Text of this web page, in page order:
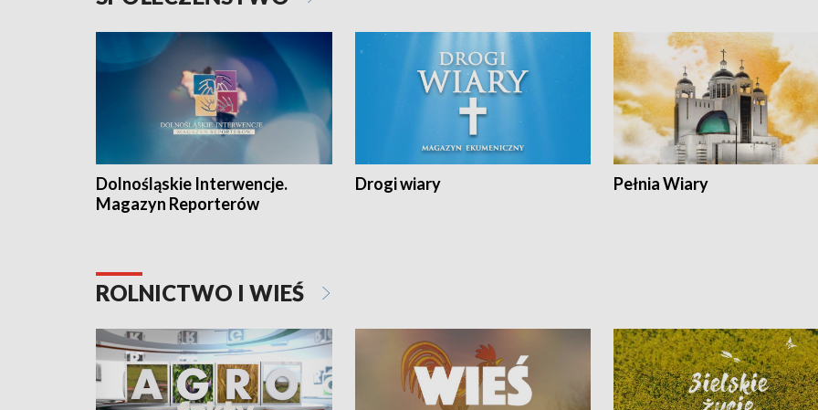
Dolnośląskie Interwencje.
Magazyn Reporterów
Drogi wiary Pełnia Wiary
ROLNICTWO I WIEŚ